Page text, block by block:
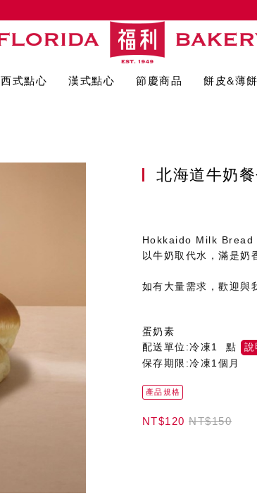
西式點心 漢式點心 節慶商品 餅皮&薄
北海道牛奶
Hokkaido Milk Bread
以牛奶取代水，滿是奶
如有大量需求，歡迎與
蛋奶素
配送單位:冷凍1 點
說
保存期限:冷凍1個月
產品規格
NT$120 NT$150